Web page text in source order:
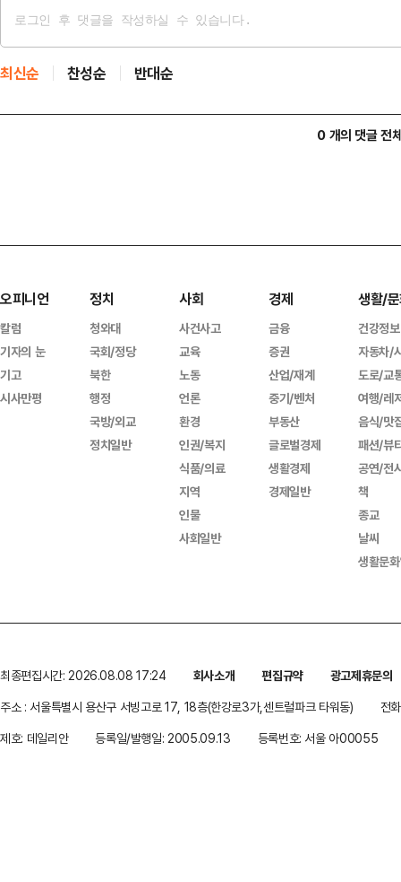
최신순 찬성순 반대순
0 개의 댓글 전
오피니언
칼럼
기자의 눈
기고
시사만평
정치
청와대
국회/정당
북한
행정
국방/외교
정치일반
사회
사건사고
교육
노동
언론
환경
인권/복지
식품/의료
지역
인물
사회일반
경제
금융
증권
산업/재계
중기/벤처
부동산
글로벌경제
생활경제
경제일반
생활/
건강정보
자동차/
도로/교
여행/레
음식/맛
패션/뷰
공연/전
책
종교
날씨
생활문
최종편집시간: 2026.08.08 17:24 회사소개 편집규약
광고제휴문의
주소 : 서울특별시 용산구 서빙고로 17, 18층(한강로3가,센트럴파크 타워동)
전
제호: 데일리안
등록일/발행일: 2005.09.13 등록번호: 서울 아00055